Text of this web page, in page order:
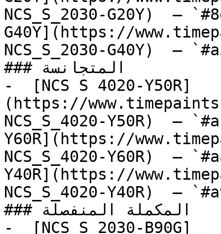
NCS_S_2030-G20Y)  —
G40Y](https://
NCS_S_2030-G40Y)  —
### المتجانسة
-  [NCS S 4020-Y50R]
(https://
NCS_S_4020-Y50R)  —
Y60R](https://
NCS_S_4020-Y60R)  —
Y40R](https://
NCS_S_4020-Y40R)  —
### المكملة المنفصلة
-  [NCS S 2030-B90G]